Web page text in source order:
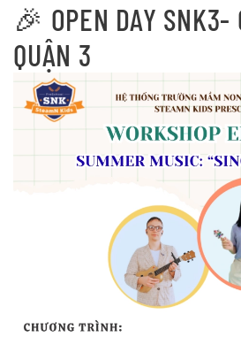
🎉 OPEN DAY SNK3-
QUẬN 3